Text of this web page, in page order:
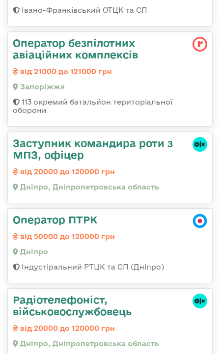
Івано-Франківський ОТЦК та СП
Оператор безпілотних
авіаційних комплексів
від 21000 до 121000 грн
Запоріжжя
113 окремий батальйон територіальної
оборони
Заступник командира роти з
МПЗ, офіцер
від 20000 до 120000 грн
Дніпро, Дніпропетровська область
Оператор ПТРК
від 50000 до 120000 грн
Дніпро
Індустіральний РТЦК та СП (Дніпро)
Радіотелефоніст,
військовослужбовець
від 20000 до 120000 грн
Дніпро, Дніпропетровська область